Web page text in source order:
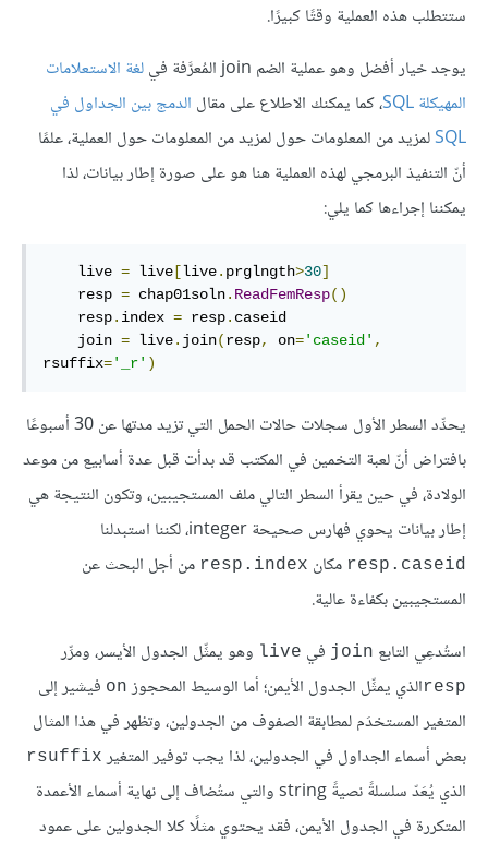
ستتطلب هذه العملية وقتًا كبيرًا.
يوجد خيار أفضل وهو عملية الضم join المُعرَّفة في
لغة الاستعلامات
المهيكلة SQL
، كما يمكنك الاطلاع على مقال الدمج بين الجداول في
SQLلمزيد من المعلومات حول لمزيد من المعلومات حول العملية، علمًا
أنّ التنفيذ البرمجي لهذه العملية هنا هو على صورة إطار بيانات، لذا
يمكننا إجراءها كما يلي:
    live
= live [live. prglngth>30]
    resp
= chap01soln. ReadFemResp()
    resp
. index = resp. caseid
    join
= live. join(resp, on='caseid' ,
rsuffix='_r' )
يحدِّد السطر الأول سجلات حالات الحمل التي تزيد مدتها عن 30 أسبوعًا
بافتراض أنّ لعبة التخمين في المكتب قد بدأت قبل عدة أسابيع من موعد
الولادة، في حين يقرأ السطر التالي ملف المستجيبين، وتكون النتيجة هي
إطار بيانات يحوي فهارس صحيحة integer، لكننا استبدلنا
resp.caseid مكان resp.index من أجل البحث عن
المستجيبين بكفاءة عالية.
استُدعِي التابع join في live وهو يمثِّل الجدول الأيسر، ومرِّر
respالذي يمثِّل الجدول الأيمن؛ أما الوسيط المحجوز on فيشير إلى
المتغير المستخدَم لمطابقة الصفوف من الجدولين، وتظهر في هذا المثال
بعض أسماء الجداول في الجدولين، لذا يجب توفير المتغير rsuffix
الذي يُعَدّ سلسلةً نصيةً string والتي ستُضاف إلى نهاية أسماء الأعمدة
المتكررة في الجدول الأيمن، فقد يحتوي مثلًا كلا الجدولين على عمود